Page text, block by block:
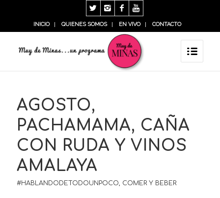
INICIO QUIENES SOMOS EN VIVO CONTACTO
AGOSTO,
PACHAMAMA, CAÑA
CON RUDA Y VINOS
AMALAYA
#HABLANDODETODOUNPOCO, COMER Y BEBER